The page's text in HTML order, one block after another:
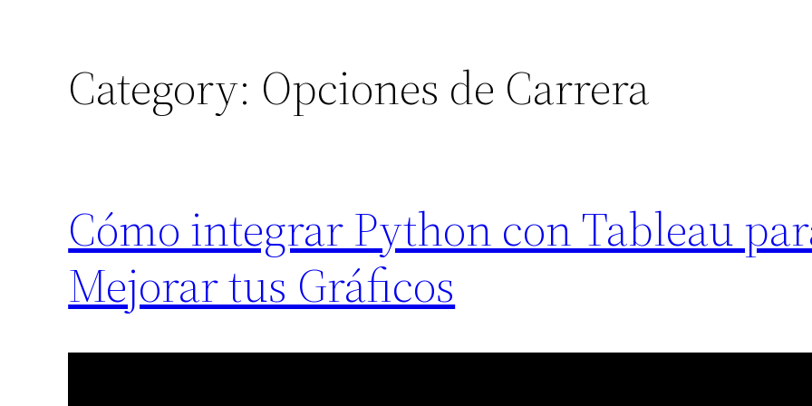
Category: Opciones de Carrera
Cómo integrar Python con Tableau
Mejorar tus Gráficos